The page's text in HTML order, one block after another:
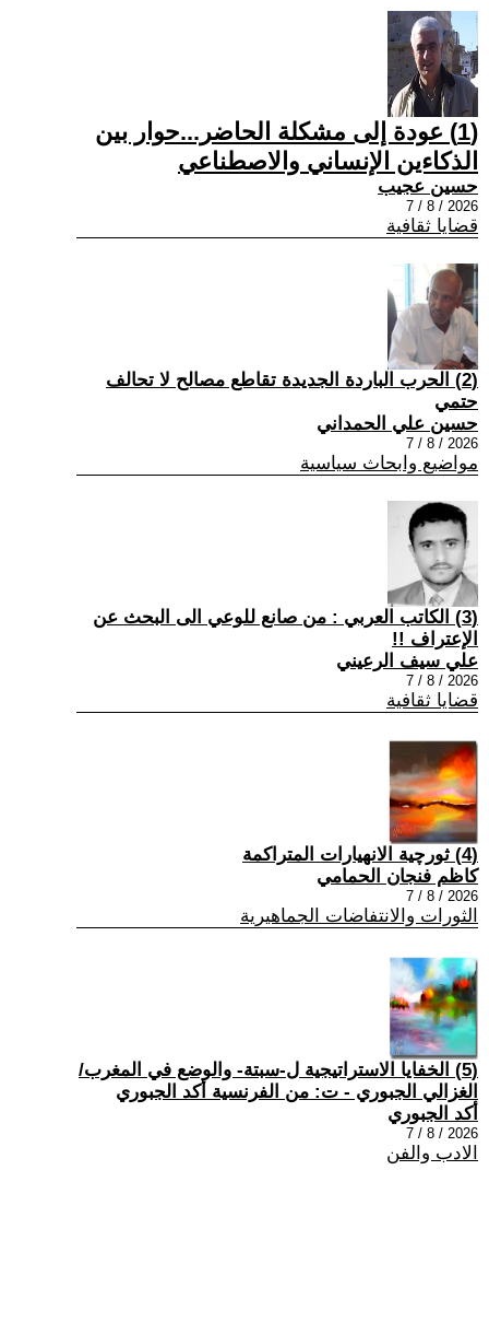
(1) عودة إلى مشكلة الحاضر...حوار بين
الذكاءين الإنساني والاصطناعي
حسين عجيب
2026 / 8 / 7
قضايا ثقافية
(2) الحرب الباردة الجديدة تقاطع مصالح لا تحالف
حتمي
حسين علي الحمداني
2026 / 8 / 7
مواضيع وابحاث سياسية
(3) الكاتب العربي : من صانع للوعي الى البحث عن
الإعتراف !!
علي سيف الرعيني
2026 / 8 / 7
قضايا ثقافية
(4) ثورچية الانهيارات المتراكمة
كاظم فنجان الحمامي
2026 / 8 / 7
الثورات والانتفاضات الجماهيرية
(5) الخفايا الاستراتيجية ل-سبتة- والوضع في المغرب/
الغزالي الجبوري - ت: من الفرنسية أكد الجبوري
أكد الجبوري
2026 / 8 / 7
الادب والفن